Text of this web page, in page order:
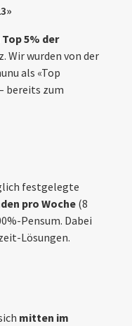
Top 5% der
Wir wurden von der
als «Top
bereits zum
festgelegte
pro Woche (8
Pensum. Dabei
Lösungen.
mitten im